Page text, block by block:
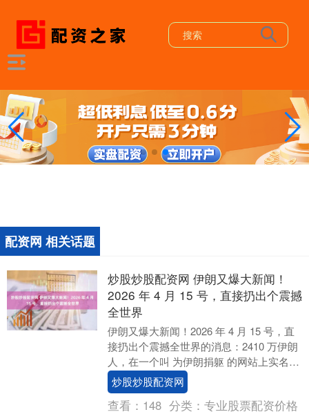
配资网 相关话题
炒股炒股配资网 伊朗又爆大新闻！
2026 年 4 月 15 号，直接扔出个震撼
全世界
伊朗又爆大新闻！2026 年 4 月 15 号，直
接扔出个震撼全世界的消息：2410 万伊朗
人，在一个叫 为伊朗捐躯 的网站上实名登
记，全都表态 ——国家有难，....
炒股炒股配资网
查看： 148 分类： 专业股票配资价格